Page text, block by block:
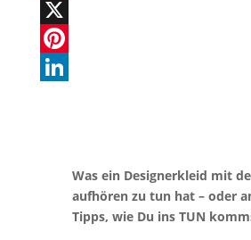
e
b
h
a
X
N
X
P
Was ein Designerkleid mit
aufhören zu tun hat – oder
Tipps, wie Du ins TUN